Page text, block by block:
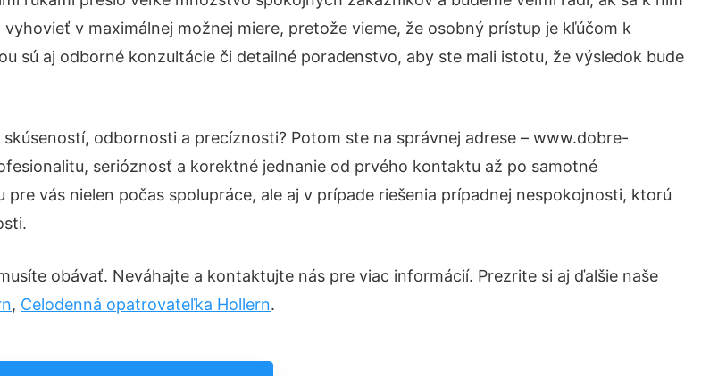
v maximálnej možnej miere, pretože vieme, že osobný prístup je kľúčom k
sú aj odborné konzultácie či detailné poradenstvo, aby ste mali istotu, že výsledok bude
odbornosti a precíznosti? Potom ste na správnej adrese – www.dobre-
serióznosť a korektné jednanie od prvého kontaktu až po samotné
vás nielen počas spolupráce, ale aj v prípade riešenia prípadnej nespokojnosti, ktorú
obávať. Neváhajte a kontaktujte nás pre viac informácií. Prezrite si aj ďalšie naše
, Celodenná opatrovateľka Hollern.